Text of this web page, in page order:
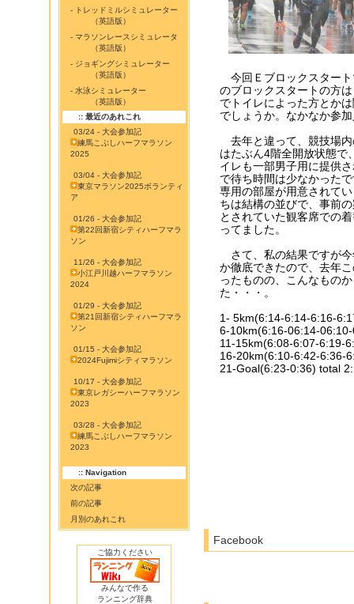
- トレッドミルシミュレーター
（英語版）
- マラソンレースシミュレータ
（英語版）
- ジョギングシミュレーター
（英語版）
- 水泳シミュレーター
（英語版）
:: 最近のあれこれ
03/24 - 大会参加記
練馬こぶしハーフマラソン
2025
03/04 - 大会参加記
東京マラソン2025ボランティ
ア
01/26 - 大会参加記
第22回新宿シティハーフマラ
ソン
11/26 - 大会参加記
小江戸川越ハーフマラソン
2024
01/29 - 大会参加記
第21回新宿シティハーフマラ
ソン
01/15 - 大会参加記
2024Fujimiシティマラソン
10/17 - 大会参加記
東京レガシーハーフマラソン
2023
03/28 - 大会参加記
練馬こぶしハーフマラソン
2023
:: Navigation
次の記事
前の記事
月別のあれこれ
ご協力ください
みんなで作る
ランニング辞典
今回Ｅブロックスター
のブロックスタートの方
でトイレによった方とか
でしょうか。なかなか参
去年と違って、競技場
はたぶん4階全開放状態で
イレも一部男子用に提供
で待ち時間は少なかった
専用の部屋が用意されて
ちは結構の並びで、事前
とされていた観客席での
ってました。
さて、私の結果ですが
か徹底できたので、去年
ったものの、こんなもの
た・・・。
1- 5km(6:14-6:14-6:16-
6-10km(6:16-06:14-
11-15km(6:08-6:07-6:19-
16-20km(6:10-6:42-6:36-
21-Goal(6:23-0:36) total
Facebook